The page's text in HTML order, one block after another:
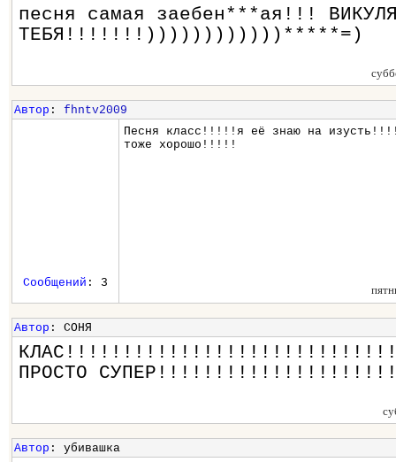
песня самая заебен***ая!!!
ТЕБЯ!!!!!!!))))))))))))*****=)
Автор : fhntv2009
Песня класс!!!!!я её знаю на
тоже хорошо!!!!!
Сообщений : 3
Автор : СОНЯ
ПРОСТО
Автор : убивашка